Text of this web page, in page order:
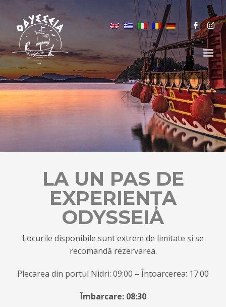
LA UN PAS DE
EXPERIENȚA
ODYSSEIA
Locurile disponibile sunt extrem de limitate și se
recomandă rezervarea.
Plecarea din portul Nidri: 09:00 – Întoarcerea: 17:00
Îmbarcare: 08:30